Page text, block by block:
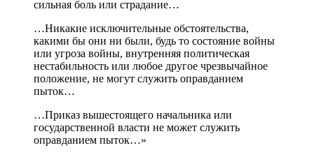
сильная боль или страдание…
…Никакие исключительные обстоятельства,
какими бы они ни были, будь то состояние войны
или угроза войны, внутренняя политическая
нестабильность или любое другое чрезвычайное
положение, не могут служить оправданием
пыток…
…Приказ вышестоящего начальника или
государственной власти не может служить
оправданием пыток…»